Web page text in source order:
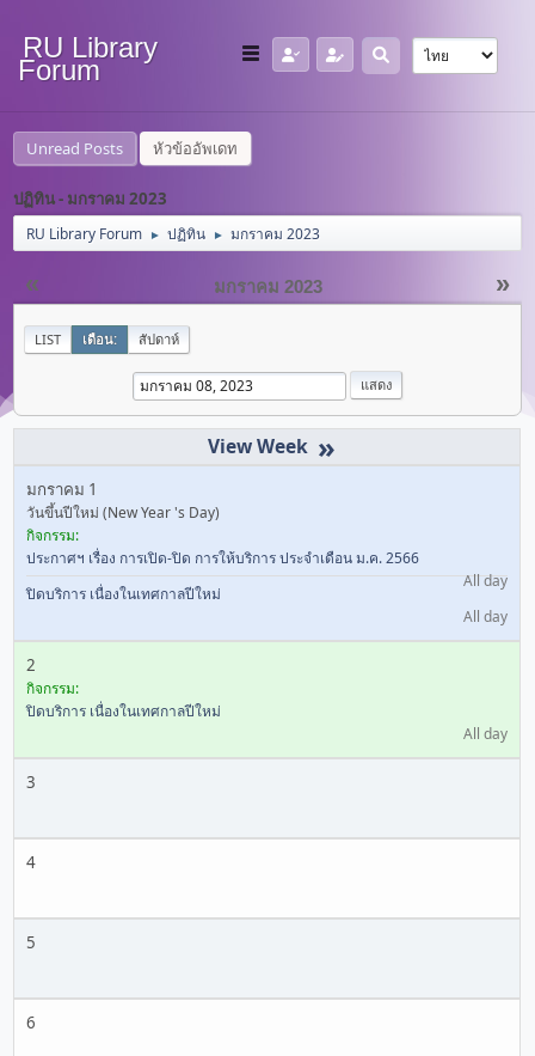
RU Library
Forum
Unread Posts หัวข้ออัพเดท
ปฏิทิน - มกราคม 2023
RU Library Forum ► ปฏิทิน ► มกราคม 2023
« »
มกราคม 2023
LIST เดือน: สัปดาห์
»
มกราคม 1
วันขึ้นปีใหม่ (New Year 's Day)
กิจกรรม:
ประกาศฯ เรื่อง การเปิด-ปิด การให้บริการ ประจำเดือน ม.ค. 2566
All day
ปิดบริการ เนื่องในเทศกาลปีใหม่
All day
2
กิจกรรม:
ปิดบริการ เนื่องในเทศกาลปีใหม่
All day
3
4
5
6